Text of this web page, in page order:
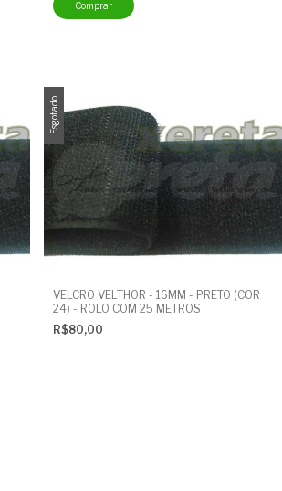
Esgotado
VELCRO VELTHOR - 16MM - PRETO (COR
24) - ROLO COM 25 METROS
R$80,00